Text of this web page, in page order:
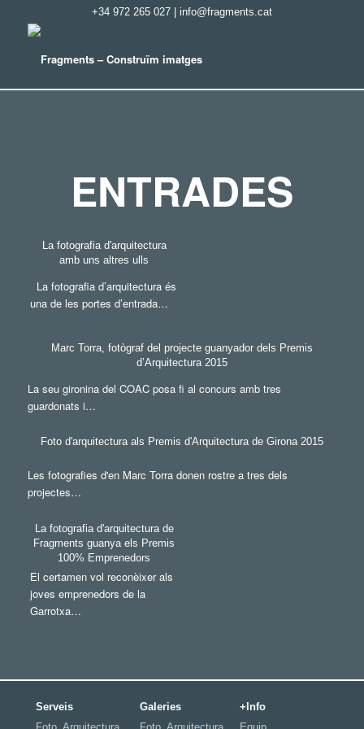
+34 972 265 027| info@fragments.cat
ENTRADES
La fotografia d'arquitectura
amb uns altres ulls
La fotografia d’arquitectura és
una de les portes d’entrada…
Marc Torra, fotògraf del projecte guanyador dels Premis
d’Arquitectura 2015
La seu gironina del COAC posa fi al concurs amb tres
guardonats i…
Foto d'arquitectura als Premis d'Arquitectura de Girona 2015
Les fotografies d'en Marc Torra donen rostre a tres dels
projectes…
La fotografia d'arquitectura de
Fragments guanya els Premis
100% Emprenedors
El certamen vol reconèixer als
joves emprenedors de la
Garrotxa…
Serveis
Galeries
+Info